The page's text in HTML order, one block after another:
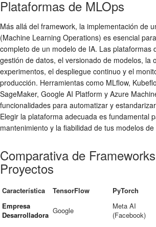
Plataformas de MLOps
Más allá del framework, la implementación de
(Machine Learning Operations) es esencial
completo de un modelo de IA. Las plataformas
gestión de datos, el versionado de modelos, la
experimentos, el despliegue continuo y el
producción. Herramientas como MLflow,
SageMaker, Google AI Platform y Azure
funcionalidades para automatizar y
Elegir la plataforma adecuada es fundamental
mantenimiento y la fiabilidad de tus modelos
Comparativa de
Proyectos
Característica TensorFlow PyTorch
Empresa
Desarrolladora Google
Meta AI
(Facebook)